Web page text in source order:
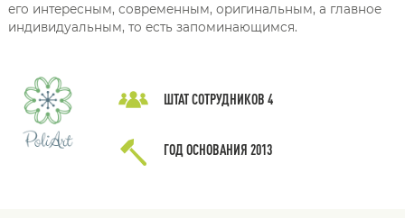
его интересным, современным, оригинальным, а главное
индивидуальным, то есть запоминающимся.
ШТАТ СОТРУДНИКОВ 4
ГОД ОСНОВАНИЯ 2013